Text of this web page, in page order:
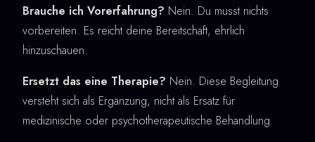
Brauche ich Vorerfahrung? Nein. Du musst nichts
vorbereiten. Es reicht deine Bereitschaft, ehrlich
hinzuschauen.
Ersetzt das eine Therapie? Nein. Diese Begleitung
versteht sich als Ergänzung, nicht als Ersatz für
medizinische oder psychotherapeutische Behandlung.